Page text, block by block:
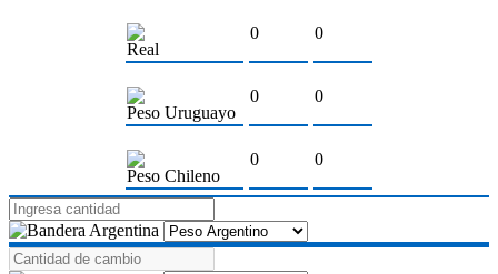
Real
0 0
Peso Uruguayo
0 0
Peso Chileno
0 0